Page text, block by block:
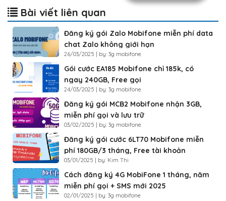
Bài viết liên quan
Đăng ký gói Zalo Mobifone miễn phí data
chat Zalo không giới hạn
26/03/2025 | by: 3g mobifone
Gói cước EA185 Mobifone chỉ 185k, có
ngay 240GB, Free gọi
24/03/2025 | by: 3g mobifone
Đăng ký gói MCB2 Mobifone nhận 3GB,
miễn phí gọi và lưu trữ
03/02/2025 | by: 3g mobifone
Đăng ký gói cước 6LT70 Mobifone miễn
phí 180GB/3 tháng, Free tài khoản
Luyenthi123
03/01/2025 | by: Kim Thi
Cách đăng ký 4G MobiFone 1 tháng, năm
miễn phí gọi + SMS mới 2025
02/01/2025 | by: 3g mobifone